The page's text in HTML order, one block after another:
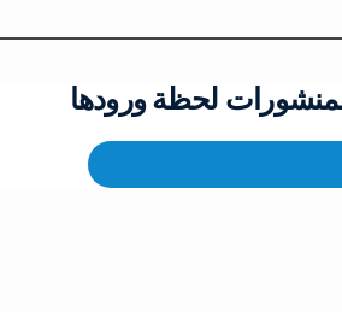
لحظة ورودها